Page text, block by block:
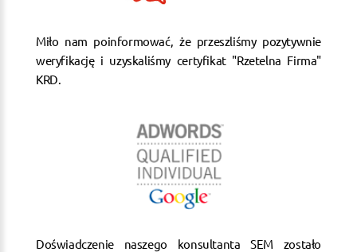
Miło nam poinformować, że przeszliśmy pozytywnie
weryfikację i uzyskaliśmy certyfikat "Rzetelna Firma"
KRD.
Doświadczenie naszego konsultanta SEM zostało